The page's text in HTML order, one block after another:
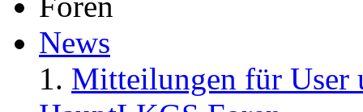
News
Mitteilungen für User